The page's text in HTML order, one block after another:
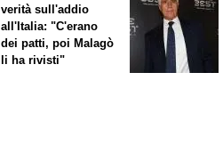
verità sull'addio
all'Italia: "C'erano
dei patti, poi Malagò
li ha rivisti"